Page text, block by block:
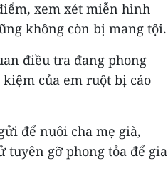
xem xét miễn hình
không còn bị mang tội.
điều tra đang phong
của em ruột bị cáo
để nuôi cha mẹ già,
tuyên gỡ phong tỏa để gia